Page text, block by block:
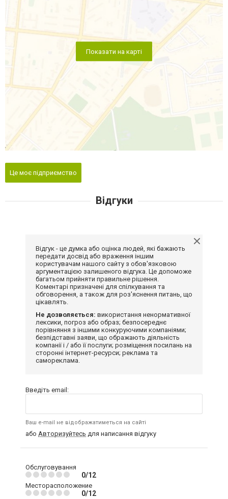
Показати на карті
Це моє підприємство
Відгуки
Відгук - це думка або оцінка людей, які бажають
передати досвід або враження іншим
користувачам нашого сайту з обов'язковою
аргументацією залишеного відгука. Це допоможе
багатьом прийняти правильне рішення.
Коментарі призначені для спілкування та
обговорення, а також для роз'яснення питань, що
цікавлять.
Не дозволяється: використання ненормативної
лексики, погроз або образ; безпосереднє
порівняння з іншими конкуруючими компаніями;
безпідставні заяви, що ображають діяльність
компанії і / або її послуги; розміщення посилань на
сторонні інтернет-ресурси; реклама та
самореклама.
Введіть email:
Ваш e-mail не відображатиметься на сайті
або Авторизуйтесь для написання відгуку
Обслуговування
0/12
Месторасположение
0/12